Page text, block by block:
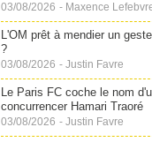
03/08/2026 - Maxence
L'OM prêt à mendier un
?
03/08/2026 - Justin Favre
Le Paris FC coche le nom
concurrencer Hamari Traoré
03/08/2026 - Justin Favre